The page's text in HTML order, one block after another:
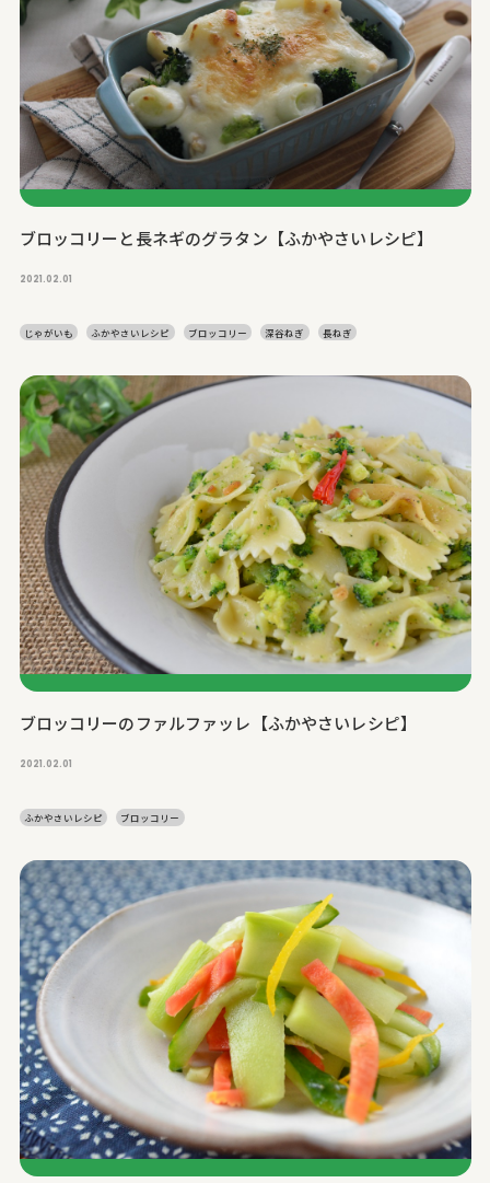
ブロッコリーと長ネギのグラタン【ふかやさいレシピ】
2021.02.01
じゃがいも ふかやさいレシピ ブロッコリー 深谷ねぎ 長ねぎ
ブロッコリーのファルファッレ【ふかやさいレシピ】
2021.02.01
ふかやさいレシピ ブロッコリー